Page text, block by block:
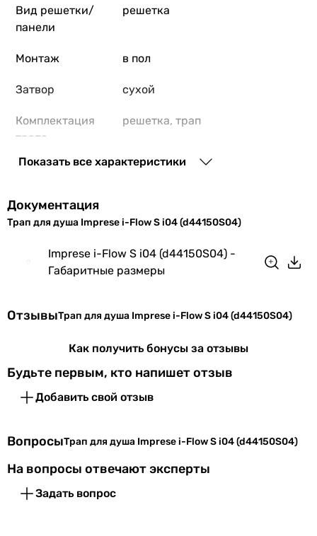
Вид решетки/
панели
решетка
Монтаж в пол
Затвор сухой
Комплектация
трапа
решетка, трап
Производство Чешская Республика
Диаметр
выпуска
Слив воды в
канализацию
горизонтальный
Коллекции i-Flow
Цвет трапа нержавеющая сталь
Цвет решетки/
панели
нержавеющая сталь
Показать все характеристики
Документация
Трап для душа Imprese i-Flow S i04 (d44150S04)
Imprese i-Flow S i04 (d44150S04) -
Габаритные размеры
ОтзывыТрап для душа Imprese i-Flow S i04 (d44150S04)
Как получить бонусы за отзывы
Будьте первым, кто напишет отзыв
Добавить свой отзыв
ВопросыТрап для душа Imprese i-Flow S i04 (d44150S04)
На вопросы отвечают эксперты
Задать вопрос